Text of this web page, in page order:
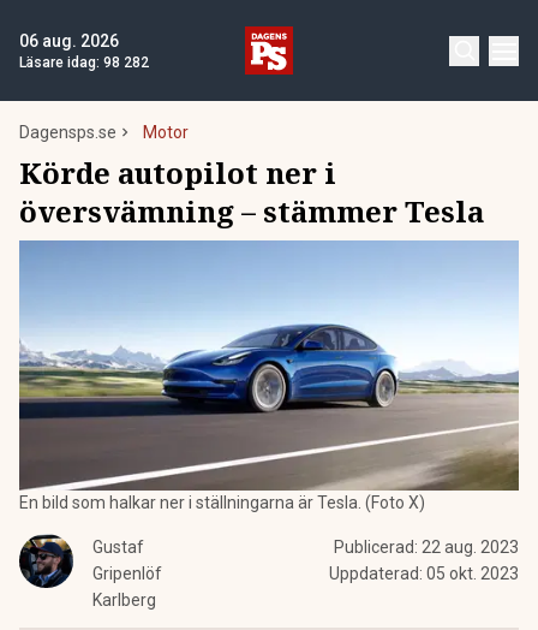
06 aug. 2026
Läsare idag: 98 282
Dagensps.se Motor
Körde autopilot ner i
översvämning – stämmer Tesla
En bild som halkar ner i ställningarna är Tesla. (Foto X)
Gustaf
Gripenlöf
Karlberg
Publicerad: 22 aug. 2023
Uppdaterad: 05 okt. 2023